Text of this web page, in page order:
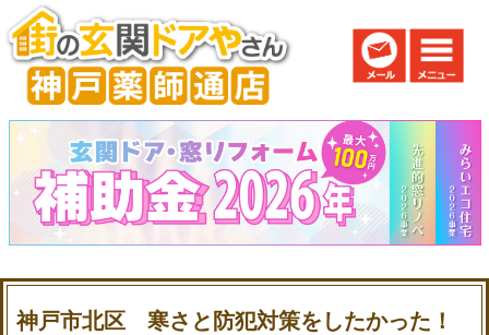
神戸市北区 寒さと防犯対策をしたかった！